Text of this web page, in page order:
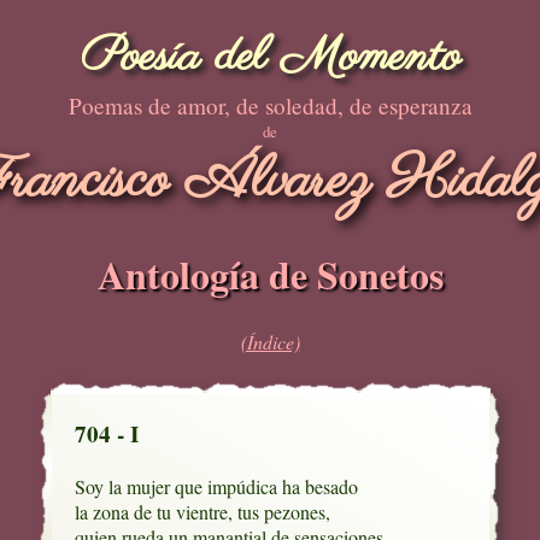
Poesía del Momento
Poemas de amor, de soledad, de esperanza
de
Álvarez
Antología de Sonetos
(Índice)
704 - I
Soy la mujer que impúdica ha besado
la zona de tu vientre, tus pezones,